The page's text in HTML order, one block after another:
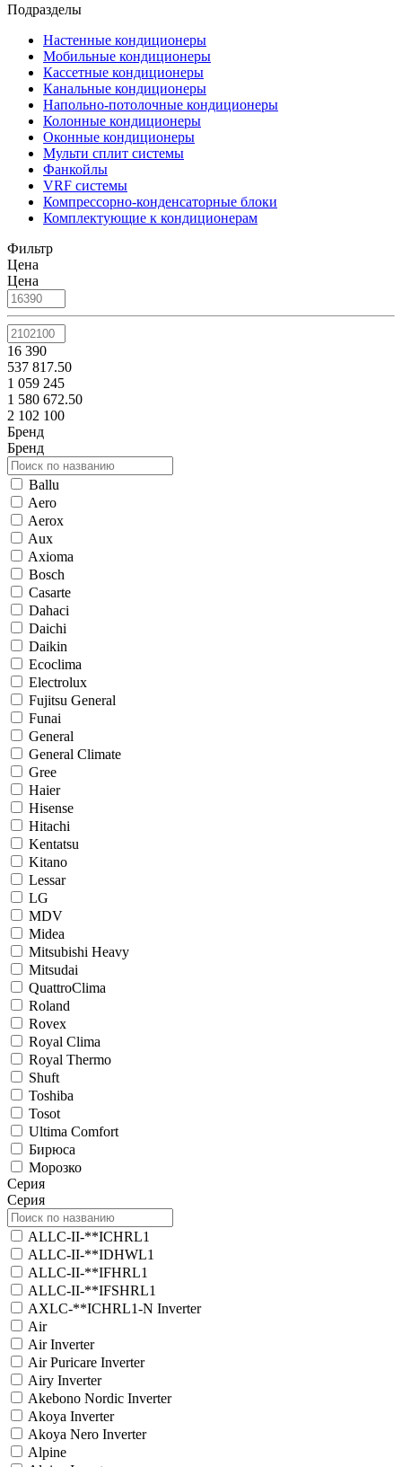
Подразделы
Настенные кондиционеры
Мобильные кондиционеры
Кассетные кондиционеры
Канальные кондиционеры
Напольно-потолочные кондиционеры
Колонные кондиционеры
Оконные кондиционеры
Мульти сплит системы
Фанкойлы
VRF системы
Компрессорно-конденсаторные блоки
Комплектующие к кондиционерам
Фильтр
Цена
Цена
16 390
537 817.50
1 059 245
1 580 672.50
2 102 100
Бренд
Бренд
Ballu
Aero
Aerox
Aux
Axioma
Bosch
Casarte
Dahaci
Daichi
Daikin
Ecoclima
Electrolux
Fujitsu General
Funai
General
General Climate
Gree
Haier
Hisense
Hitachi
Kentatsu
Kitano
Lessar
LG
MDV
Midea
Mitsubishi Heavy
Mitsudai
QuattroClima
Roland
Rovex
Royal Clima
Royal Thermo
Shuft
Toshiba
Tosot
Ultima Comfort
Бирюса
Морозко
Серия
Серия
ALLC-II-**ICHRL1
ALLC-II-**IDHWL1
ALLC-II-**IFHRL1
ALLC-II-**IFSHRL1
AXLC-**ICHRL1-N Inverter
Air
Air Inverter
Air Puricare Inverter
Airy Inverter
Akebono Nordic Inverter
Akoya Inverter
Akoya Nero Inverter
Alpine